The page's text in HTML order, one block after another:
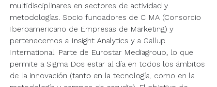
multidisciplinares en sectores de actividad y
metodologías. Socio fundadores de CIMA (Consorcio
Iberoamericano de Empresas de Marketing) y
pertenecemos a Insight Analytics y a Gallup
International. Parte de Eurostar Mediagroup, lo que
permite a Sigma Dos estar al día en todos los ámbitos
de la innovación (tanto en la tecnología, como en la